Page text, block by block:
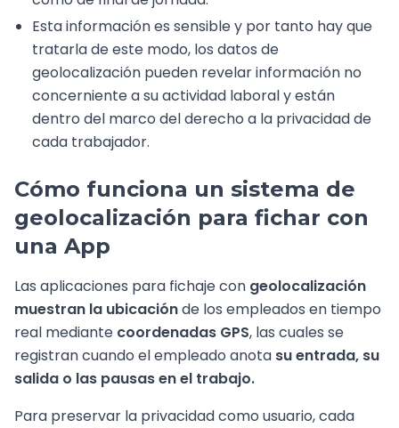
Esta información es sensible y por tanto hay que
tratarla de este modo, los datos de
geolocalización pueden revelar información no
concerniente a su actividad laboral y están
dentro del marco del derecho a la privacidad de
cada trabajador.
Cómo funciona un sistema de
geolocalización para fichar con
una App
Las aplicaciones para fichaje con geolocalización
muestran la ubicaciónde los empleados en tiempo
real mediante coordenadas GPS, las cuales se
registran cuando el empleado anota su entrada, su
salida o las pausas en el trabajo.
Para preservar la privacidad como usuario, cada